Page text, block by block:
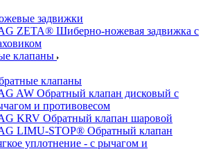
задвижки
ZETA® Шиберно-ножевая задвижка с
клапаны
клапаны
AW Обратный клапан дисковый с
и противовесом
KRV Обратный клапан шаровой
LIMU-STOP® Обратный клапан
уплотнение - с рычагом и